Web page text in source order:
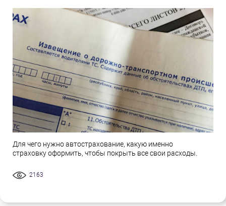
Для чего нужно автострахование, какую именно
страховку оформить, чтобы покрыть все свои расходы.
2163